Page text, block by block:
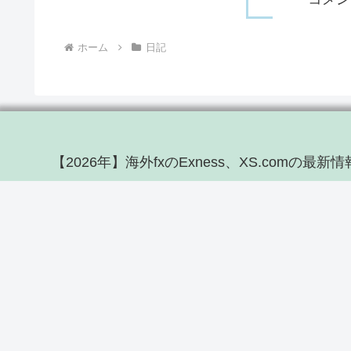
ホーム 日記
【2026年】海外fxのExness、XS.comの最新情